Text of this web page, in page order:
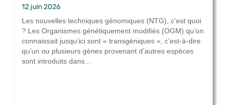
12 juin 2026
Les nouvelles techniques génomiques (NTG), c’est quoi
? Les Organismes génétiquement modifiés (OGM) qu’on
connaissait jusqu’ici sont « transgéniques », c’est-à-dire
qu’un ou plusieurs gènes provenant d’autres espèces
sont introduits dans...